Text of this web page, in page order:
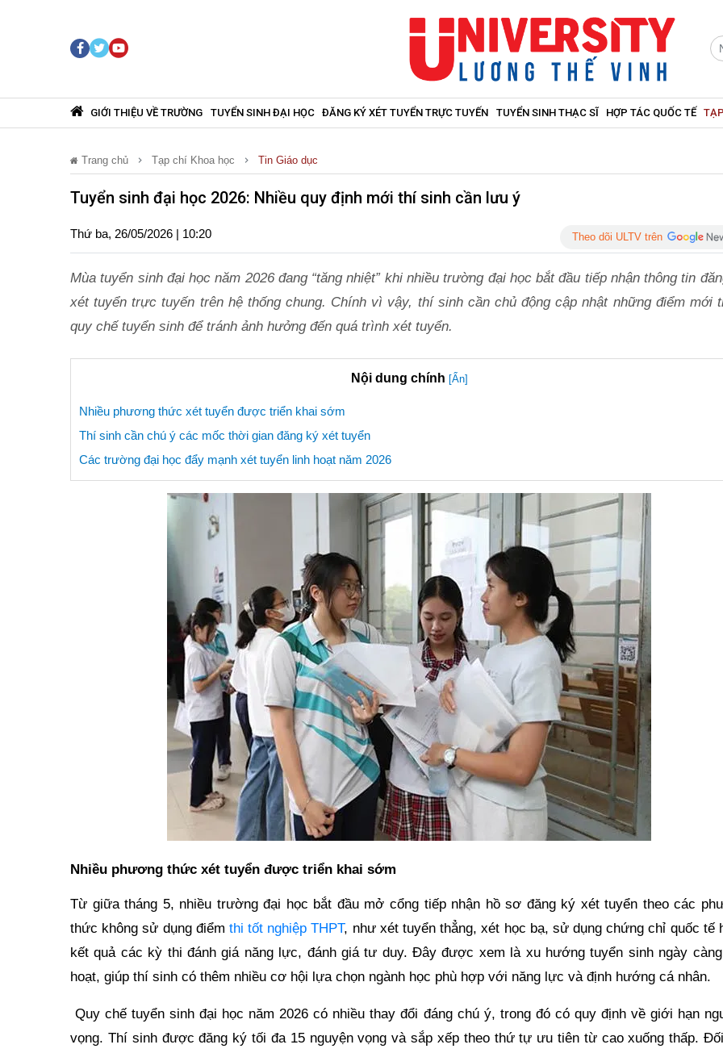
GIỚI THIỆU VỀ TRƯỜNG TUYỂN SINH ĐẠI HỌC ĐĂNG KÝ XÉT TUYỂN TRỰC TUYẾN TUYỂN SINH THẠC SĨ HỢP TÁC QUỐC TẾ
Trang chủ Tạp chí Khoa học Tin Giáo dục
Tuyển sinh đại học 2026: Nhiều quy định mới thí sinh cần lưu ý
Thứ ba, 26/05/2026 | 10:20 Theo dõi ULTV trên
Mùa tuyển sinh đại học năm 2026 đang “tăng nhiệt” khi nhiều trường đại học bắt đầu tiếp nhận thông tin
xét tuyển trực tuyến trên hệ thống chung. Chính vì vậy, thí sinh cần chủ động cập nhật những điểm mới
quy chế tuyển sinh để tránh ảnh hưởng đến quá trình xét tuyển.
Nội dung chính [Ẩn]
Nhiều phương thức xét tuyển được triển khai sớm
Thí sinh cần chú ý các mốc thời gian đăng ký xét tuyển
Các trường đại học đẩy mạnh xét tuyển linh hoạt năm 2026
Nhiều phương thức xét tuyển được triển khai sớm
Từ giữa tháng 5, nhiều trường đại học bắt đầu mở cổng tiếp nhận hồ sơ đăng ký xét tuyển theo các
thức không sử dụng điểm thi tốt nghiệp THPT, như xét tuyển thẳng, xét học bạ, sử dụng chứng chỉ quốc tế
kết quả các kỳ thi đánh giá năng lực, đánh giá tư duy. Đây được xem là xu hướng tuyển sinh ngày
hoạt, giúp thí sinh có thêm nhiều cơ hội lựa chọn ngành học phù hợp với năng lực và định hướng cá nhân.
Quy chế tuyển sinh đại học năm 2026 có nhiều thay đổi đáng chú ý, trong đó có quy định về giới hạn
vọng. Thí sinh được đăng ký tối đa 15 nguyện vọng và sắp xếp theo thứ tự ưu tiên từ cao xuống thấp.